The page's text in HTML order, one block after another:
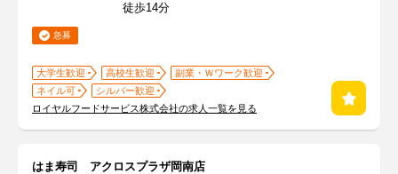
徒歩14分
急募
大学生歓迎 高校生歓迎
副業・Ｗワーク歓迎
ネイル可
シルバー歓迎
ロイヤルフードサービス株式会社の求人一覧を見る
はま寿司 アクロスプラザ岡南店